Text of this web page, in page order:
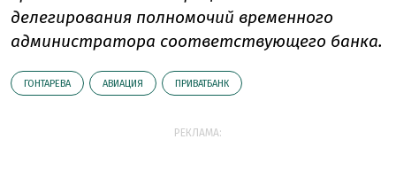
делегирования полномочий временного
администратора соответствующего банка.
ГОНТАРЕВА АВИАЦИЯ ПРИВАТБАНК
РЕКЛАМА: